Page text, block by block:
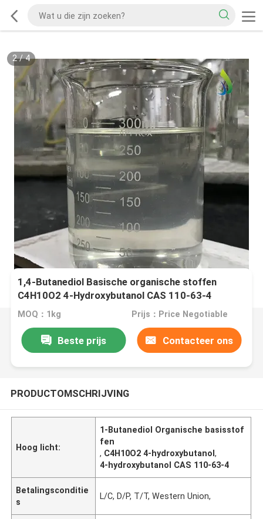
2/4
1,4-Butanediol Basische organische stoffen
C4H10O2 4-Hydroxybutanol CAS 110-63-4
MOQ：1kg Prijs：Price Negotiable
Beste prijs Contacteer ons
PRODUCTOMSCHRIJVING
Hoog licht:
1-Butanediol Organische basisstof
fen
, C4H10O2 4-hydroxybutanol,
4-hydroxybutanol CAS 110-63-4
Betalingsconditie
s
L/C, D/P, T/T, Western Union,